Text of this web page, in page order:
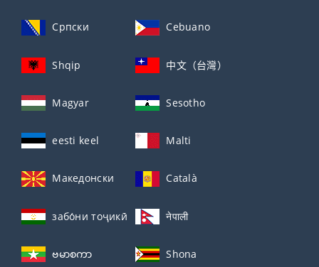
Српски Cebuano
Shqip 中文（台灣）
Magyar Sesotho
eesti keel Malti
Македонски Català
забо́ни тоҷикӣ́ नेपाली
ဗမာစကာ Shona